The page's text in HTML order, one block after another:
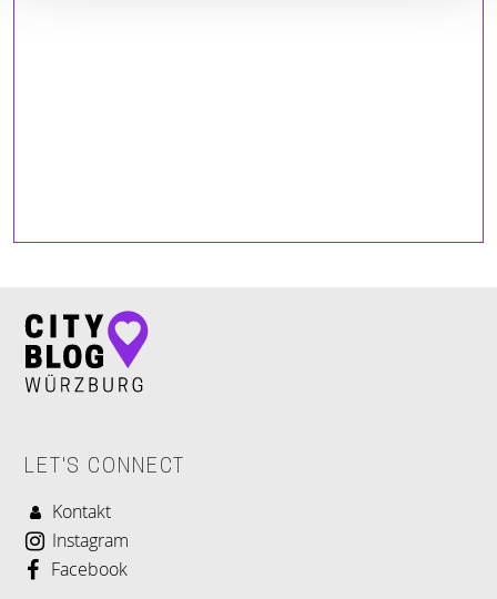
LET'S CONNECT
Kontakt
Instagram
Facebook